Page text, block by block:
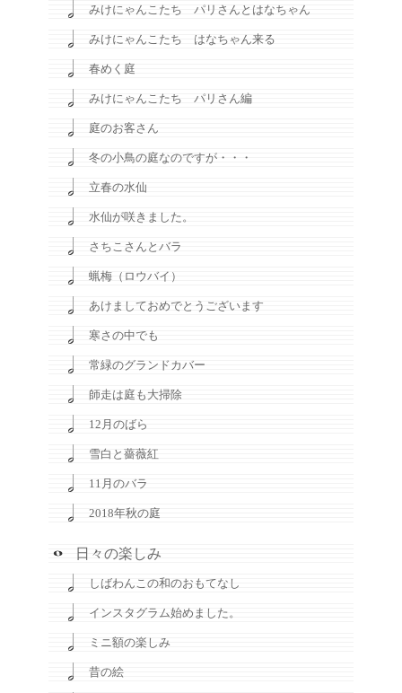
みけにゃんこたち パリさんとはなちゃん
みけにゃんこたち はなちゃん来る
春めく庭
みけにゃんこたち パリさん編
庭のお客さん
冬の小鳥の庭なのですが・・・
立春の水仙
水仙が咲きました。
さちこさんとバラ
蝋梅（ロウバイ）
あけましておめでとうございます
寒さの中でも
常緑のグランドカバー
師走は庭も大掃除
12月のばら
雪白と薔薇紅
11月のバラ
2018年秋の庭
日々の楽しみ
しばわんこの和のおもてなし
インスタグラム始めました。
ミニ額の楽しみ
昔の絵